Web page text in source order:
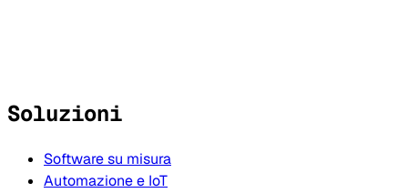
Soluzioni
Software su misura
Automazione e IoT